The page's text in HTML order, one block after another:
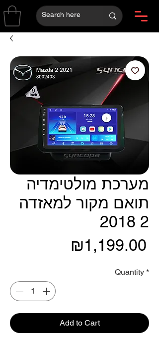
מערכת מולטימדיה
תואם מקור למאזדה
2 2018
₪1,199.00
Quantity *
Add to Cart